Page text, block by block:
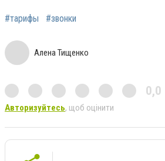
#тарифы #звонки
Алена Тищенко
0,0
Авторизуйтесь, щоб оцінити